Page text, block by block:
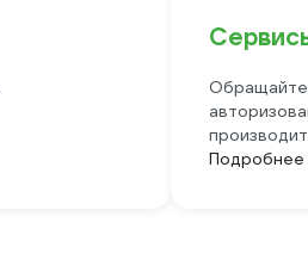
Подробнее